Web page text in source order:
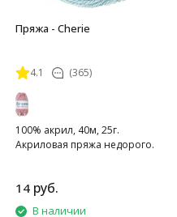
Пряжа - Cherie
4.1 (365)
100% акрил, 40м, 25г.
Акриловая пряжа недорого.
14 руб.
В наличии